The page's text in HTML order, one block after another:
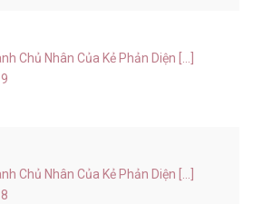
Chủ Nhân Của Kẻ Phản Diện [...]
Chủ Nhân Của Kẻ Phản Diện [...]